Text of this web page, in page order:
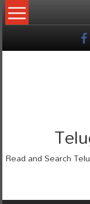
Skip
to
Read and Search